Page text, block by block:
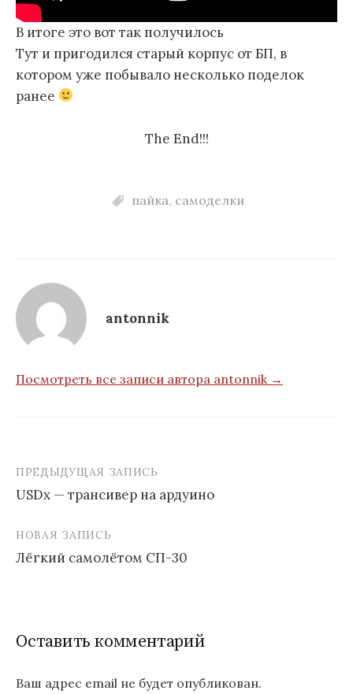
В итоге это вот так получилось
Тут и пригодился старый корпус от БП, в
котором уже побывало несколько поделок
ранее
The End!!!
пайка, самоделки
antonnik
Посмотреть все записи автора antonnik →
Навигация
по
записям
ПРЕДЫДУЩАЯ ЗАПИСЬ
USDx — трансивер на ардуино
НОВАЯ ЗАПИСЬ
Лёгкий самолётом СП-30
Оставить комментарий
Ваш адрес email не будет опубликован.